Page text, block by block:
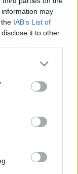
information may
IAB’s List of
it to other